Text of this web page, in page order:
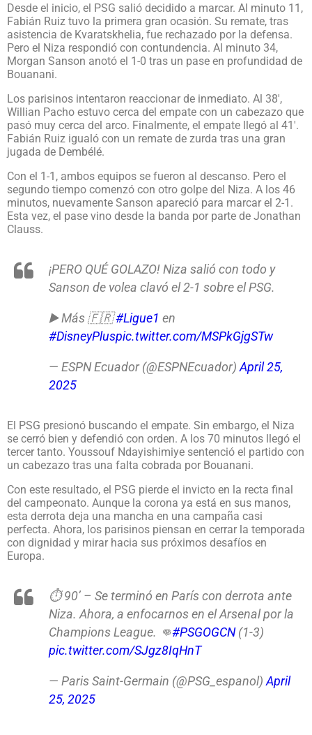
Desde el inicio, el PSG salió decidido a marcar. Al minuto 11,
Fabián Ruiz tuvo la primera gran ocasión. Su remate, tras
asistencia de Kvaratskhelia, fue rechazado por la defensa.
Pero el Niza respondió con contundencia. Al minuto 34,
Morgan Sanson anotó el 1-0 tras un pase en profundidad de
Bouanani.
Los parisinos intentaron reaccionar de inmediato. Al 38′,
Willian Pacho estuvo cerca del empate con un cabezazo que
pasó muy cerca del arco. Finalmente, el empate llegó al 41′.
Fabián Ruiz igualó con un remate de zurda tras una gran
jugada de Dembélé.
Con el 1-1, ambos equipos se fueron al descanso. Pero el
segundo tiempo comenzó con otro golpe del Niza. A los 46
minutos, nuevamente Sanson apareció para marcar el 2-1.
Esta vez, el pase vino desde la banda por parte de Jonathan
Clauss.
¡PERO QUÉ GOLAZO! Niza salió con todo y
Sanson de volea clavó el 2-1 sobre el PSG.
▶️ Más 🇫🇷#Ligue1 en
#DisneyPluspic.twitter.com/MSPkGjgSTw
— ESPN Ecuador (@ESPNEcuador) April 25,
2025
El PSG presionó buscando el empate. Sin embargo, el Niza
se cerró bien y defendió con orden. A los 70 minutos llegó el
tercer tanto. Youssouf Ndayishimiye sentenció el partido con
un cabezazo tras una falta cobrada por Bouanani.
Con este resultado, el PSG pierde el invicto en la recta final
del campeonato. Aunque la corona ya está en sus manos,
esta derrota deja una mancha en una campaña casi
perfecta. Ahora, los parisinos piensan en cerrar la temporada
con dignidad y mirar hacia sus próximos desafíos en
Europa.
⏱️ 90’ – Se terminó en París con derrota ante
Niza. Ahora, a enfocarnos en el Arsenal por la
Champions League. 👊#PSGOGCN(1-3)
pic.twitter.com/SJgz8IqHnT
— Paris Saint-Germain (@PSG_espanol) April
25, 2025